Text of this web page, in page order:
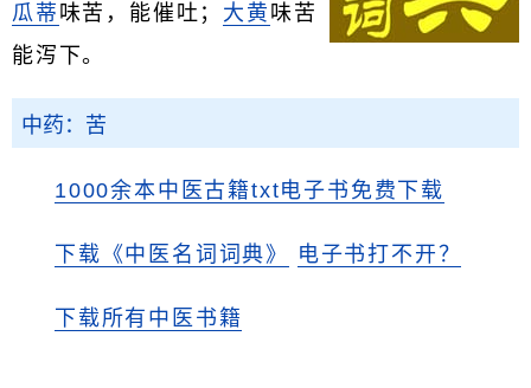
瓜蒂 味苦，能催吐； 大黄 味苦
能泻下。
中药：苦
1000余本中医古籍txt电子书免费下载
下载《中医名词词典》 电子书打不开？
下载所有中医书籍